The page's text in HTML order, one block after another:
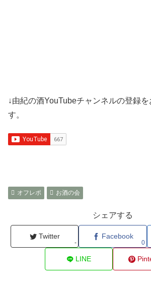
↓由紀の酒YouTubeチャンネルの登録を
す。
オフレポ お酒の会
シェアする
Twitter
-
Facebook
0
LINE